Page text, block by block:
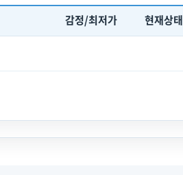
감정/최저가 현재상태